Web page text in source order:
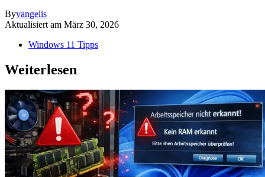
Byvangelis
Aktualisiert am März 30, 2026
Windows 11 Tipps
Weiterlesen